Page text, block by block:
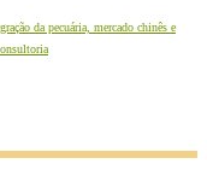
da pecuária, mercado chinês e